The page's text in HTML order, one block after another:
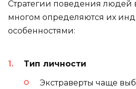
Стратегии поведения людей
многом определяются их
особенностями:
Тип личности
Экстраверты чаще